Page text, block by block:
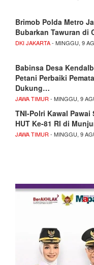
Brimob Polda Metro
Bubarkan Tawuran di
DKI JAKARTA- MINGGU, 9
Babinsa Desa
Petani Perbaiki
Dukung…
JAWA TIMUR - MINGGU, 9
TNI-Polri Kawal Pawai
HUT Ke-81 RI di
JAWA TIMUR - MINGGU, 9